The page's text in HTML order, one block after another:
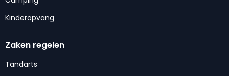
Kinderopvang
Zaken regelen
Tandarts